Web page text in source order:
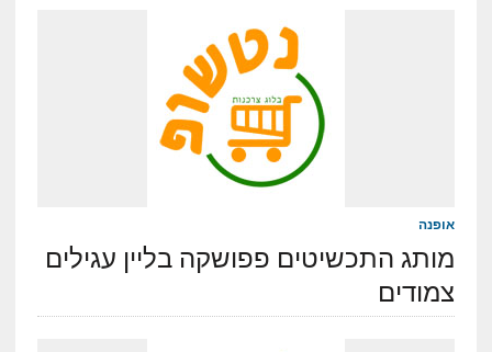
אופנה
מותג התכשיטים פפושקה בליין עגילים
צמודים